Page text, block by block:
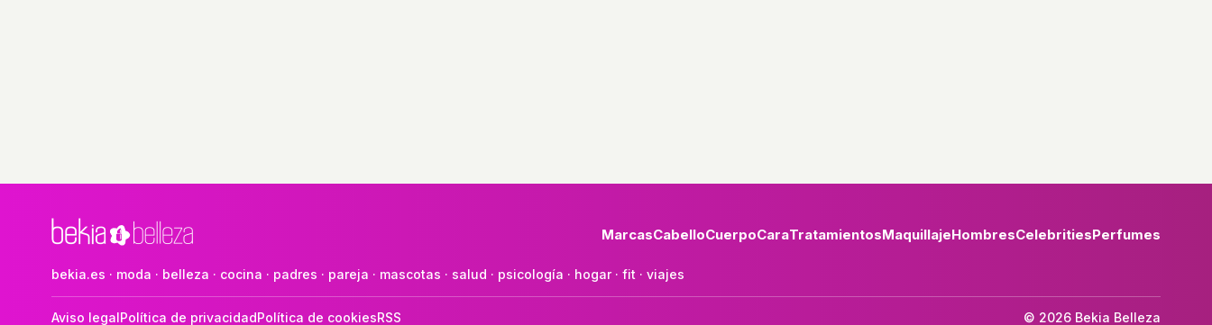
MarcasCabelloCuerpoCaraTratamientosMaquillajeHombresCelebritiesPerfumes
bekia.es · moda · belleza · cocina · padres · pareja · mascotas · salud · psicología · hogar· fit · viajes
Aviso legalPolítica de privacidadPolítica de cookiesRSS © 2026 Bekia Belleza